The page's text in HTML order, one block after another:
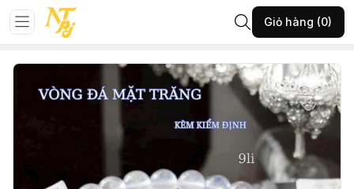
Giỏ hàng (0)
Trang chủ
31-VĐH-VĐ mặt trăng 9li KĐ-(A1050.16626)